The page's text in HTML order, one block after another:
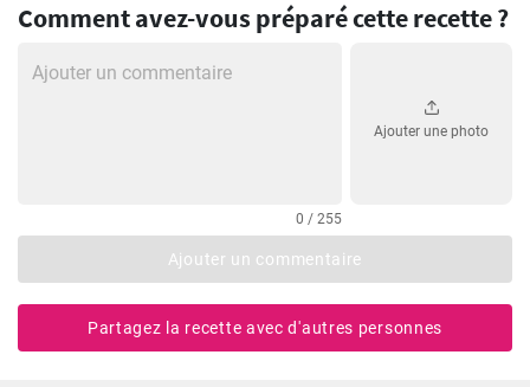
Comment avez-vous préparé cette recette ?
0 / 255
Ajouter une photo
Ajouter un commentaire
Partagez la recette avec d'autres personnes